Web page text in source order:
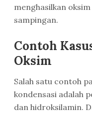
menghasilkan
sampingan.
Contoh
Oksim
Salah satu contoh
kondensasi adalah
dan hidroksilamin.